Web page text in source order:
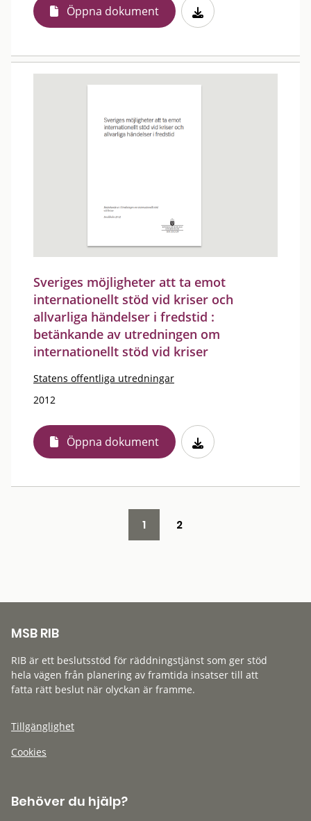
Öppna dokument
Sveriges möjligheter att ta emot
internationellt stöd vid kriser och
allvarliga händelser i fredstid :
betänkande av utredningen om
internationellt stöd vid kriser
Statens offentliga utredningar
2012
Öppna dokument
1 2
MSB RIB
RIB är ett beslutsstöd för räddningstjänst som ger stöd
hela vägen från planering av framtida insatser till att
fatta rätt beslut när olyckan är framme.
Tillgänglighet
Cookies
Behöver du hjälp?